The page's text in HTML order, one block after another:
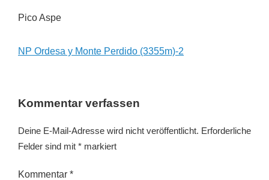
Pico Aspe
NP Ordesa y Monte Perdido (3355m)-2
Kommentar verfassen
Deine E-Mail-Adresse wird nicht veröffentlicht. Erforderliche
Felder sind mit * markiert
Kommentar *